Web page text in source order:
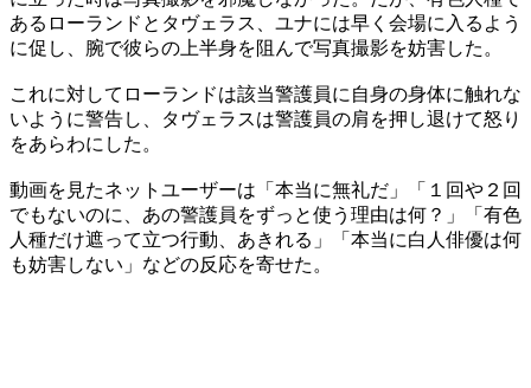
あるローランドとタヴェラス、ユナには早く会場に入るよう
に促し、腕で彼らの上半身を阻んで写真撮影を妨害した。
これに対してローランドは該当警護員に自身の身体に触れな
いように警告し、タヴェラスは警護員の肩を押し退けて怒り
をあらわにした。
動画を見たネットユーザーは「本当に無礼だ」「１回や２回
でもないのに、あの警護員をずっと使う理由は何？」「有色
人種だけ遮って立つ行動、あきれる」「本当に白人俳優は何
も妨害しない」などの反応を寄せた。